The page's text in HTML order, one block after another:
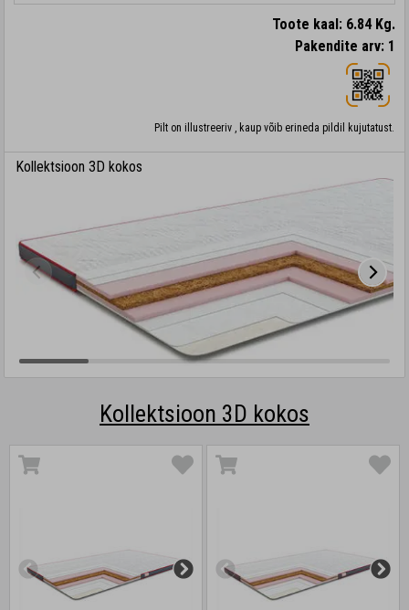
Toote kaal: 6.84 Kg.
Pakendite arv: 1
Pilt on illustreeriv , kaup võib erineda pildil kujutatust.
Kollektsioon 3D kokos
Kollektsioon 3D kokos